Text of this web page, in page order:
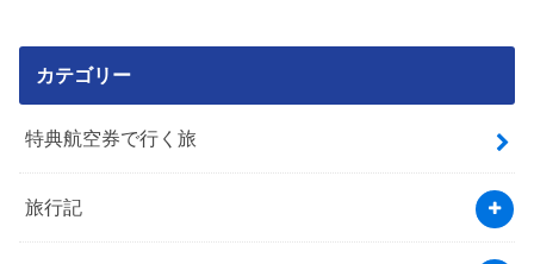
カテゴリー
特典航空券で行く旅
旅行記